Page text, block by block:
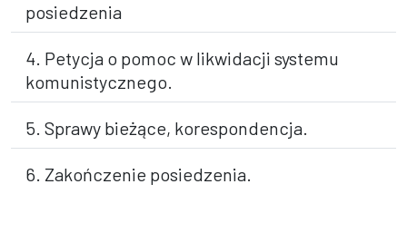
posiedzenia
4. Petycja o pomoc w likwidacji systemu
komunistycznego.
5. Sprawy bieżące, korespondencja.
6. Zakończenie posiedzenia.